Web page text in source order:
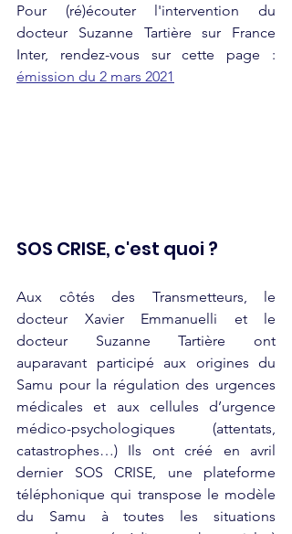
Pour (ré)écouter l'intervention du
docteur Suzanne Tartière sur France
émission du 2 mars 2021
SOS CRISE, c'est quoi ?
Aux côtés des Transmetteurs, le
docteur Xavier Emmanuelli et le
docteur Suzanne Tartière ont
auparavant participé aux origines du
Samu pour la régulation des urgences
médicales et aux cellules d’urgence
médico-psychologiques (attentats,
catastrophes…) Ils ont créé en avril
dernier SOS CRISE, une plateforme
téléphonique qui transpose le modèle
du Samu à toutes les situations